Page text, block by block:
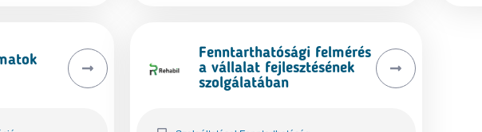
Fenntarthatósági felmérés
a vállalat fejlesztésének
szolgálatában